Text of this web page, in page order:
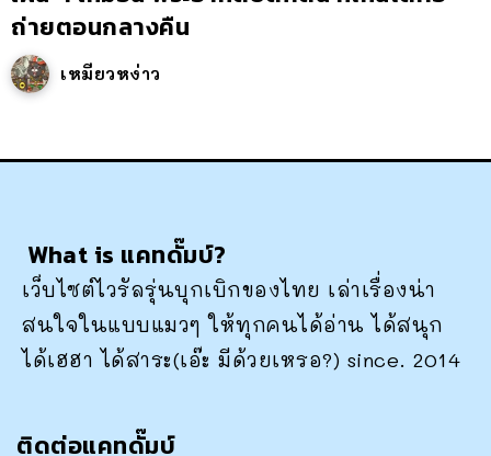
ถ่ายตอนกลางคืน
เหมียวหง่าว
What is แคทดั๊มบ์?
เว็บไซต์ไวรัลรุ่นบุกเบิกของไทย เล่าเรื่องน่า
สนใจในแบบแมวๆ ให้ทุกคนได้อ่าน ได้สนุก
ได้เฮฮา ได้สาระ(เอ๊ะ มีด้วยเหรอ?) since. 2014
ติดต่อแคทดั๊มบ์